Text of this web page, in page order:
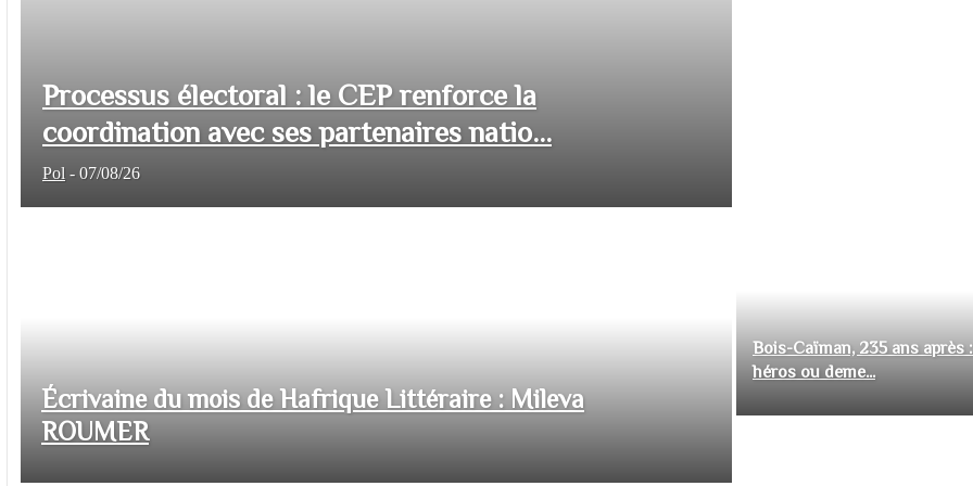
Processus électoral : le CEP renforce la
coordination avec ses partenaires natio...
Pol - 07/08/26
Écrivaine du mois de Hafrique Littéraire : Mileva
ROUMER
Bois-Caïman, 235 ans après
héros ou deme...